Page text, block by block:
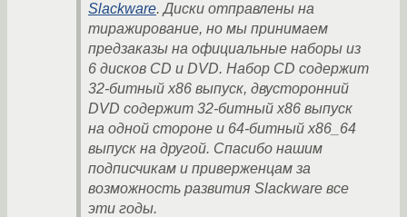
Slackware. Диски отправлены на
тиражирование, но мы принимаем
предзаказы на официальные наборы из
6 дисков CD и DVD. Набор CD содержит
32-битный x86 выпуск, двусторонний
DVD содержит 32-битный x86 выпуск
на одной стороне и 64-битный x86_64
выпуск на другой. Спасибо нашим
подписчикам и приверженцам за
возможность развития Slackware все
эти годы.